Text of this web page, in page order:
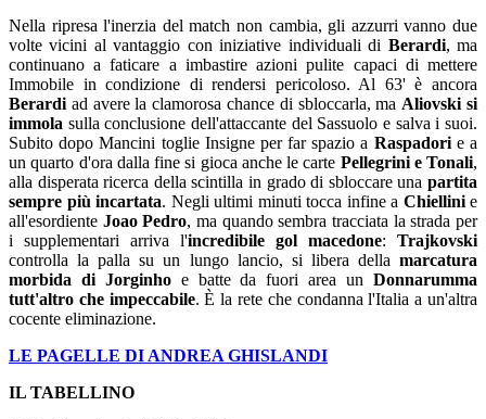
Nella ripresa l'inerzia del match non cambia, gli azzurri vanno due
volte vicini al vantaggio con iniziative individuali di Berardi, ma
continuano a faticare a imbastire azioni pulite capaci di mettere
Immobile in condizione di rendersi pericoloso. Al 63' è ancora
Berardi ad avere la clamorosa chance di sbloccarla, ma Aliovski si
immola sulla conclusione dell'attaccante del Sassuolo e salva i suoi.
Subito dopo Mancini toglie Insigne per far spazio a Raspadorie a
un quarto d'ora dalla fine si gioca anche le carte Pellegrini e Tonali,
alla disperata ricerca della scintilla in grado di sbloccare una partita
sempre più incartata. Negli ultimi minuti tocca infine a Chiellinie
all'esordiente Joao Pedro, ma quando sembra tracciata la strada per
i supplementari arriva l'incredibile gol macedone: Trajkovski
controlla la palla su un lungo lancio, si libera della marcatura
morbida di Jorginhoe batte da fuori area un Donnarumma
tutt'altro che impeccabile. È la rete che condanna l'Italia a un'altra
cocente eliminazione.
LE PAGELLE DI ANDREA GHISLANDI
IL TABELLINO